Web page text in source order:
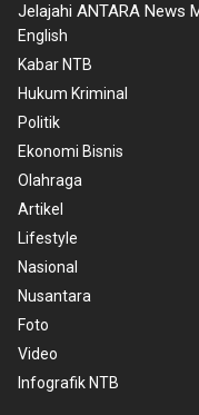
Jelajahi ANTARA News
English
Kabar NTB
Hukum Kriminal
Politik
Ekonomi Bisnis
Olahraga
Artikel
Lifestyle
Nasional
Nusantara
Foto
Video
Infografik NTB